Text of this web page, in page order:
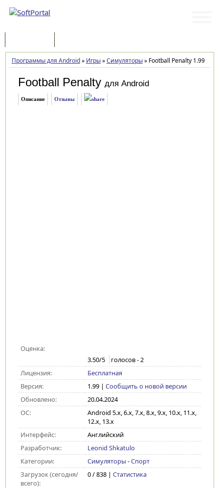
Программы для Android» Игры»Симуляторы»Football Penalty 1.99
Football Penalty для Android
Описание Отзывы
Оценка:
3.50/5 голосов -2
Лицензия:
Бесплатная
Версия:
1.99| Сообщить о новой версии
Обновлено:
20.04.2024
ОС:
Android 5.x, 6.x, 7.x, 8.x, 9.x, 10.x, 11.x,
12.x, 13.x
Интерфейс:
Английский
Разработчик:
Leonid Shkatulo
Категории:
Симуляторы -Спорт
Загрузок (сегодня/
всего):
0 / 838 | Статистика